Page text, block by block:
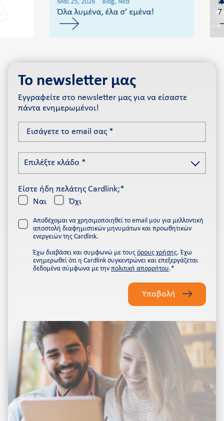
Μάι 25, 2026 Blog, Νέα
Όλα λυμένα, έλα σ’ εμένα!
7
Το newsletter μας
Εγγραφείτε στο newsletter μας για να είσαστε
πάντα ενημερωμένοι!
Εισάγετε
σας
Επιλέξτε
κλάδο
Επιλέξτε κλάδο *
Είστε ήδη πελάτης Cardlink;*
Ναι
Όχι
Αποδέχομαι να χρησιμοποιηθεί το email μου για μελλοντική
αποστολή διαφημιστικών μηνυμάτων και προωθητικών
ενεργειών της Cardlink.
Έχω διαβάσει και συμφωνώ με τους όρους χρήσης. Έχω
ενημερωθεί ότι η Cardlink συγκεντρώνει και επεξεργάζεται
δεδομένα σύμφωνα με την πολιτική απορρήτου.*
empty.
Υποβολή